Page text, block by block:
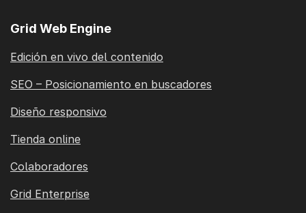
Grid Web Engine
Edición en vivo del contenido
SEO – Posicionamiento en buscadores
Diseño responsivo
Tienda online
Colaboradores
Grid Enterprise